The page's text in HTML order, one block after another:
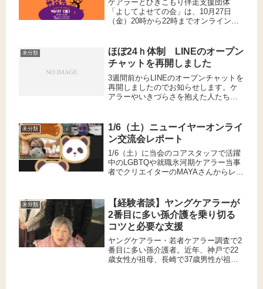
ケアラーとひきこもり伴走支援団体
「よしてよせての会」は、10月27日
（金）20時から22時までオンラインで
ださい。（任意）これまで「クリスマ
ス会」や「ヤングケアラー成人式電...
未分類
ほぼ24ｈ体制 LINEのオープン
チャットを再開しました
3週間前からLINEのオープンチャットを
再開しましたのでお知らせします。ケ
アラーやいきづらさを抱えた人たちが
うこうの話題で盛り上がってた 笑）
のため連日200～300の投稿...
未分類
1/6（土）ニューイヤーオンライ
ン交流会レポート
1/6（土）に当会のコアスタッフで活躍
中のLGBTQや就職氷河期ケアラー当事
者でクリエイターのMAYAさんからレポ
す。 本年もよろしくお願いいたしま
す。旧年は皆様のご声援とご...
未分類
【経験者談】ヤングケアラーが
2番目に多い孫介護を乗り切る
コツと必要な支援
ヤングケアラー・若者ケアラー調査で2
番目に多い孫介護者。近年、神戸で22
歳女性が祖母、長崎で37歳男性が祖母